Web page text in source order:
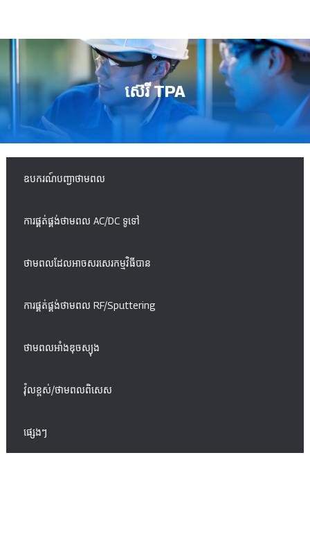
ស៊េរី TPA
ឧបករណ៍បញ្ជាថាមពល
ការផ្គត់ផ្គង់ថាមពល AC/DC ទូទៅ
ថាមពលដែលអាចសរសេរកម្មវិធីបាន
ការផ្គត់ផ្គង់ថាមពល RF/Sputtering
ថាមពលអាំងឌុចស្យុង
វ៉ុលខ្ពស់/ថាមពលពិសេស
ផ្សេងៗ